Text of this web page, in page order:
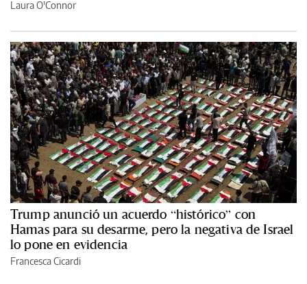
Laura O'Connor
Trump anunció un acuerdo “histórico” con
Hamas para su desarme, pero la negativa de Israel
lo pone en evidencia
Francesca Cicardi